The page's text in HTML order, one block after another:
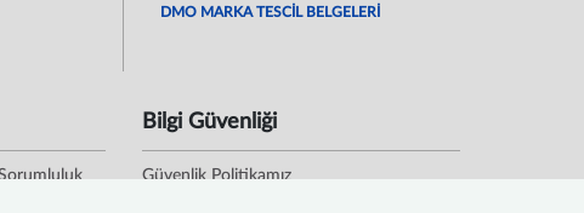
DMO MARKA TESCİL BELGELERİ
Bilgi Güvenliği
Güvenlik Politikamız